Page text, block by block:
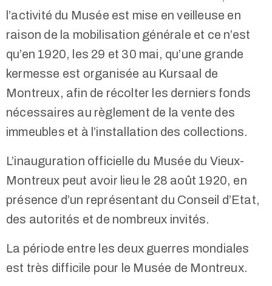
l’activité du Musée est mise en veilleuse en
raison de la mobilisation générale et ce n’est
qu’en 1920, les 29 et 30 mai, qu’une grande
kermesse est organisée au Kursaal de
Montreux, afin de récolter les derniers fonds
nécessaires au règlement de la vente des
immeubles et à l’installation des collections.
L’inauguration officielle du Musée du Vieux-
Montreux peut avoir lieu le 28 août 1920, en
présence d’un représentant du Conseil d’Etat,
des autorités et de nombreux invités.
La période entre les deux guerres mondiales
est très difficile pour le Musée de Montreux.